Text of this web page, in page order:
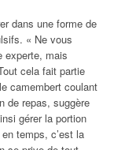
dans une forme de
« Ne vous
experte, mais
cela fait partie
camembert coulant
de repas, suggère
gérer la portion
temps, c’est la